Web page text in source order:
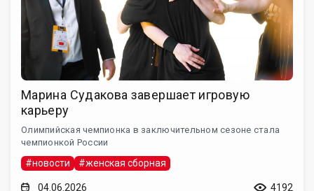
Марина Судакова завершает игровую
карьеру
Олимпийская чемпионка в заключительном сезоне стала
чемпионкой России
#новости #женская сборная
04.06.2026 4192